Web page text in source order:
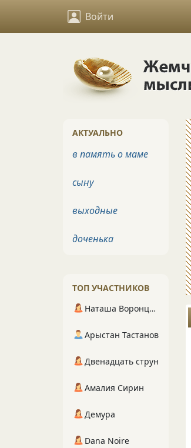
Войти
АКТУАЛЬНО
в память о маме
сыну
выходные
доченька
ТОП УЧАСТНИКОВ
Наташа Воронцова
Арыстан Тастанов
Двенадцать струн
Амалия Сирин
Демура
Dana Noire